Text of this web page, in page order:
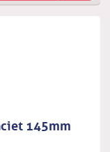
145mm